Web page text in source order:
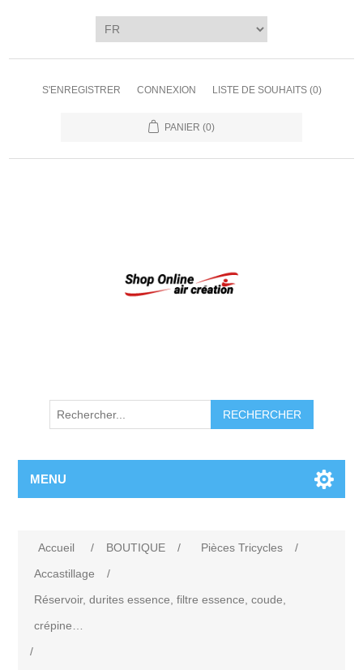
S'ENREGISTRER CONNEXION LISTE DE SOUHAITS (0)
PANIER (0)
RECHERCHER
MENU
Accueil / BOUTIQUE / Pièces Tricycles
/
Accastillage
/
Réservoir, durites essence, filtre essence, coude,
crépine…
/